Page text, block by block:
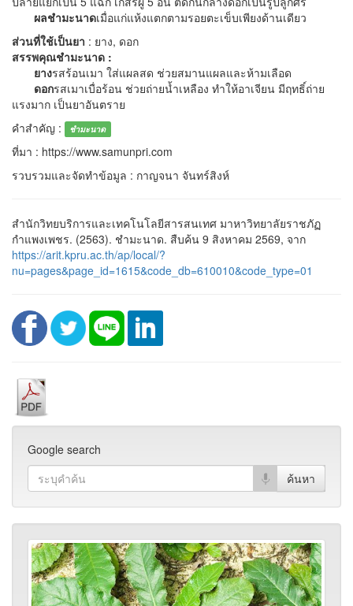
ผลชำมะนาดเมื่อแก่แห้งแตกตามรอยตะเข็บเพียงด้านเดียว
ส่วนที่ใช้เป็นยา : ยาง, ดอก
สรรพคุณชำมะนาด :
ยางรสร้อนเมา ใส่แผลสด ช่วยสมานแผลและห้ามเลือด
ดอกรสเมาเบื่อร้อน ช่วยถ่ายน้ำเหลือง ทำให้อาเจียน มีฤทธิ์ถ่าย
แรงมาก เป็นยาอันตราย
คำสำคัญ :
ชำมะนาด
ที่มา : https://www.samunpri.com
รวบรวมและจัดทำข้อมูล : กาญจนา จันทร์สิงห์
สำนักวิทยบริการและเทคโนโลยีสารสนเทศ มาหาวิทยาลัยราชภัฏ
กำแพงเพชร. (2563). ชำมะนาด. สืบค้น 9 สิงหาคม 2569, จาก
https://arit.kpru.ac.th/ap/local/?
nu=pages&page_id=1615&code_db=610010&code_type=01
Google search